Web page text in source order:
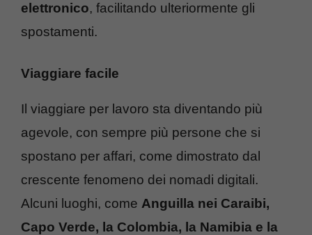
elettronico, facilitando ulteriormente gli
spostamenti.
Viaggiare facile
Il viaggiare per lavoro sta diventando più
agevole, con sempre più persone che si
spostano per affari, come dimostrato dal
crescente fenomeno dei nomadi digitali.
Alcuni luoghi, come Anguilla nei Caraibi,
Capo Verde, la Colombia, la Namibia e la